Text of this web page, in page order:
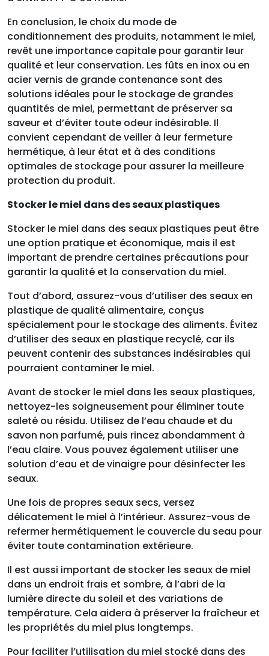
En conclusion, le choix du mode de
conditionnement des produits, notamment le miel,
revêt une importance capitale pour garantir leur
qualité et leur conservation. Les fûts en inox ou en
acier vernis de grande contenance sont des
solutions idéales pour le stockage de grandes
quantités de miel, permettant de préserver sa
saveur et d’éviter toute odeur indésirable. Il
convient cependant de veiller à leur fermeture
hermétique, à leur état et à des conditions
optimales de stockage pour assurer la meilleure
protection du produit.
Stocker le miel dans des seaux plastiques
Stocker le miel dans des seaux plastiques peut être
une option pratique et économique, mais il est
important de prendre certaines précautions pour
garantir la qualité et la conservation du miel.
Tout d’abord, assurez-vous d’utiliser des seaux en
plastique de qualité alimentaire, conçus
spécialement pour le stockage des aliments. Évitez
d’utiliser des seaux en plastique recyclé, car ils
peuvent contenir des substances indésirables qui
pourraient contaminer le miel.
Avant de stocker le miel dans les seaux plastiques,
nettoyez-les soigneusement pour éliminer toute
saleté ou résidu. Utilisez de l’eau chaude et du
savon non parfumé, puis rincez abondamment à
l’eau claire. Vous pouvez également utiliser une
solution d’eau et de vinaigre pour désinfecter les
seaux.
Une fois de propres seaux secs, versez
délicatement le miel à l’intérieur. Assurez-vous de
refermer hermétiquement le couvercle du seau pour
éviter toute contamination extérieure.
Il est aussi important de stocker les seaux de miel
dans un endroit frais et sombre, à l’abri de la
lumière directe du soleil et des variations de
température. Cela aidera à préserver la fraîcheur et
les propriétés du miel plus longtemps.
Pour faciliter l’utilisation du miel stocké dans des